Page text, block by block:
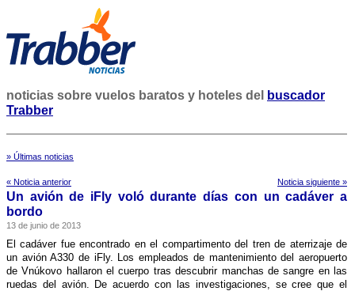
noticias sobre vuelos baratos y hoteles del
buscador
Trabber
» Últimas noticias
« Noticia anterior Noticia siguiente »
Un avión de iFly voló durante dí­as con un cadáver a
bordo
13 de junio de 2013
El cadáver fue encontrado en el compartimento del tren de aterrizaje de
un avión A330 de iFly. Los empleados de mantenimiento del aeropuerto
de Vnúkovo hallaron el cuerpo tras descubrir manchas de sangre en las
ruedas del avión. De acuerdo con las investigaciones, se cree que el